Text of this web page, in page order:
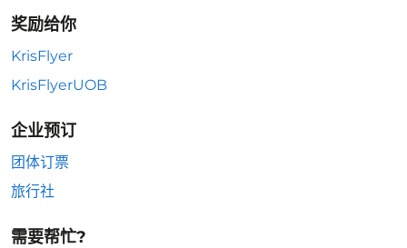
奖励给你
KrisFlyer
KrisFlyerUOB
企业预订
团体订票
旅行社
需要帮忙?